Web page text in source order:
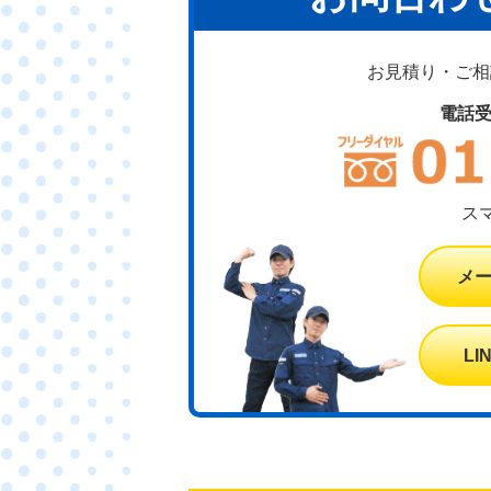
お見積り・ご
電話
ス
メ